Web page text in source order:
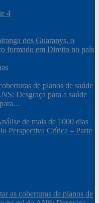
4
dos Guaranys, o
formado em Direito no país
de planos de saúde
Desgraça para a saúde
de mais de 1000 dias
Perspectiva Crítica – Parte
as coberturas de planos de